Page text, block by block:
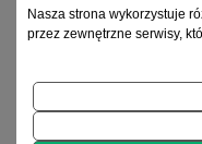
Archiwum
2013, tom 29,
Nasza strona wykorzystuje
przez zewnętrzne serwisy,